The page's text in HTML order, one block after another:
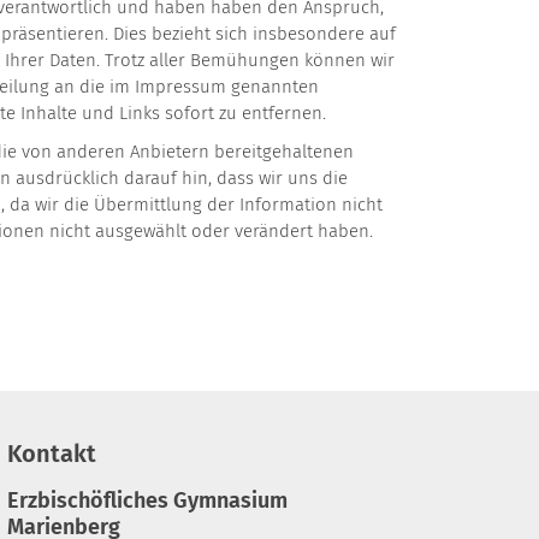
und haben haben den Anspruch,
Dies bezieht sich insbesondere auf
Daten. Trotz aller Bemühungen können wir
an die im Impressum genannten
Inhalte und Links sofort zu entfernen.
von anderen Anbietern bereitgehaltenen
ausdrücklich darauf hin, dass wir uns die
da wir die Übermittlung der Information nicht
nicht ausgewählt oder verändert haben.
Kontakt
Erzbischöfliches Gymnasium
Marienberg